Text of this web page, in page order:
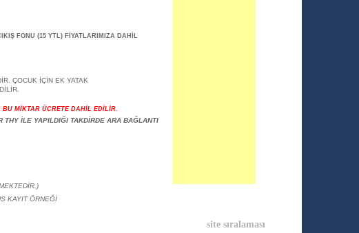
FONU (15 YTL) FİYATLARIMIZA DAHİL
ÇOCUK İÇİN EK YATAK
BU MİKTAR ÜCRETE DAHİL EDİLİR.
THY İLE YAPILDIĞI TAKDİRDE ARA BAĞLANTI
KAYIT ÖRNEĞİ
site sıralaması